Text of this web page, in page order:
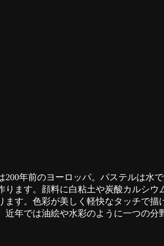
​200年前のヨーロッパ。パステルは水
ります。顔料に白粘土や炭酸カルシ
ます。色彩が美しく軽快なタッチで描
近年では油絵や水彩のように一つの分